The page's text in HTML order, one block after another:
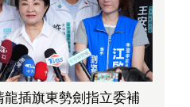
龍插旗東勢劍指立委補